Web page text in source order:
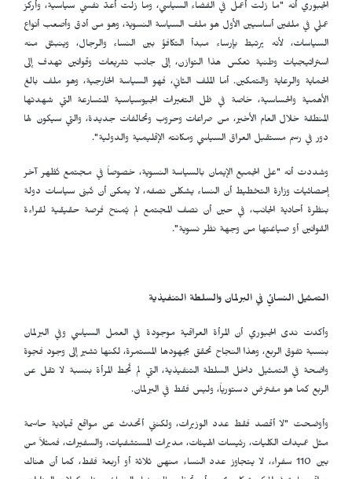
الجبوري أنه "ما زلت أعمل في الفضاء السياسي، وما زلت أُعدّ نفسي سياسية، وأركز
عملي في ملفين أساسيين الأول هو ملف السياسة النسوية، وهو من أدق وأصعب أنواع
السياسات، لأنه يرتبط بإرساء مبدأ التكافؤ بين النساء والرجال، وينبثق منه
استراتيجيات وطنية تعكس هذا التوازن، إلى جانب تشريعات وقوانين تهدف إلى
الحماية والرعاية والتمكين. أما الملف الثاني، فهو السياسة الخارجية، وهو ملف بالغ
الأهمية والحساسية، خاصة في ظل التغيرات الجيوسياسية المتسارعة التي شهدتها
المنطقة خلال العام الأخير، من صراعات وحروب وتحالفات جديدة، والتي سيكون لها
دور في رسم مستقبل العراق السياسي ومكانته الإقليمية والدولية".
وشددت أنه "على الجميع الإيمان بالسياسة النسوية، خصوصاً في مجتمع تُظهر آخر
إحصائيات وزارة التخطيط أن النساء يشكلن نصفه، لا يمكن أن تُبنى سياسات دولة
بنظرة أحادية الجانب، في حين أن نصف المجتمع لم يُمنح فرصة حقيقية لقراءة
القوانين أو صياغتها من وجهة نظر نسوية".
التمثيل النسائي في البرلمان والسلطة التنفيذية
وأكدت ندى الجبوري أن المرأة العراقية موجودة في العمل السياسي وفي البرلمان
بنسبة تفوق الربع، وهذا النجاح تحقق بجهودها المستمرة، لكنها تشير إلى وجود فجوة
واضحة في التمثيل داخل السلطة التنفيذية، التي لم تُحِط المرأة بنسبة لا تقل عن
الربع كما هو مفترض دستورياً، وليس فقط في البرلمان.
وأوضحت "لا أقصد فقط عدد الوزيرات، ولكنني أتحدث عن مواقع قيادية حاسمة
مثل عميدات الكليات، رئيسات الهيئات، مديرات المستشفيات، والسفيرات، فمثلاً من
بين 110 سفراء، لا يتجاوز عدد النساء منهن ثلاثة أو أربعة فقط، كما أن هناك